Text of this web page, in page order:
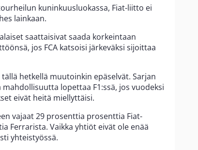
kuninkuusluokassa, Fiat-liitto ei
lainkaan.
saattaisivat saada korkeintaan
jos FCA katsoisi järkeväksi sijoittaa
hetkellä muutoinkin epäselvät. Sarjan
lopettaa F1:ssä, jos vuodeksi
eivät heitä miellyttäisi.
vajaat 29 prosenttia prosenttia Fiat-
Ferrarista. Vaikka yhtiöt eivät ole enää
yhteistyössä.